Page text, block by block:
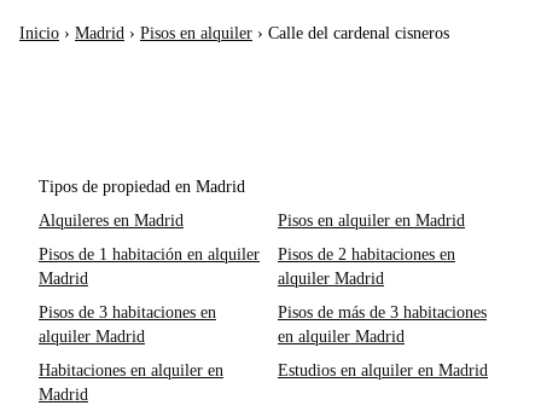
Inicio › Madrid › Pisos en alquiler › Calle del cardenal cisneros
Tipos de propiedad en Madrid
Alquileres en Madrid
Pisos en alquiler en Madrid
Pisos de 1 habitación en alquiler
Madrid
Pisos de 2 habitaciones en
alquiler Madrid
Pisos de 3 habitaciones en
alquiler Madrid
Pisos de más de 3 habitaciones
en alquiler Madrid
Habitaciones en alquiler en
Madrid
Estudios en alquiler en Madrid